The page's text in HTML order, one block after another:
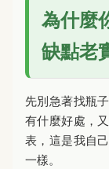
為什麼
缺點老
先別急著找瓶
有什麼好處，
表，這是我自
一樣。